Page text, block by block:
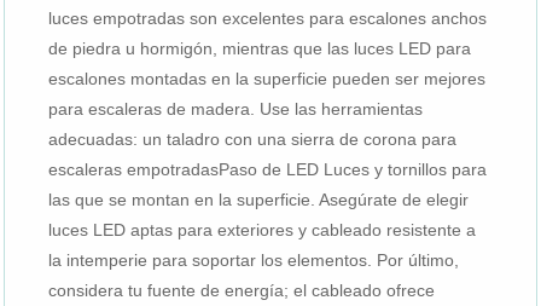
luces empotradas son excelentes para escalones anchos
de piedra u hormigón, mientras que las luces LED para
escalones montadas en la superficie pueden ser mejores
para escaleras de madera. Use las herramientas
adecuadas: un taladro con una sierra de corona para
escaleras empotradasPaso de LED Luces y tornillos para
las que se montan en la superficie. Asegúrate de elegir
luces LED aptas para exteriores y cableado resistente a
la intemperie para soportar los elementos. Por último,
considera tu fuente de energía; el cableado ofrece